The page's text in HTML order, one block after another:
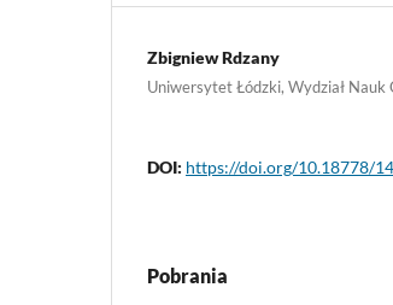
Zbigniew Rdzany
Uniwersytet Łódzki, Wydział
DOI: https://doi.org/10.18778/
Pobrania